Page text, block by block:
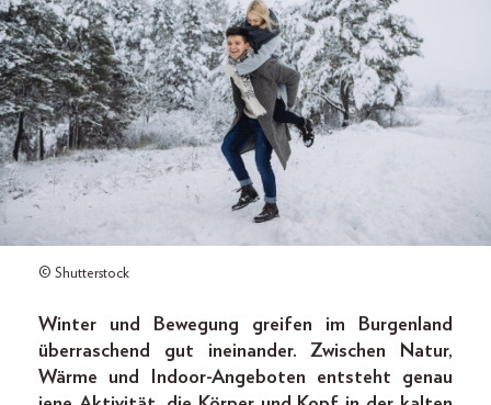
© Shutterstock
Winter und Bewegung greifen im Burgenland
überraschend gut ineinander. Zwischen Natur,
Wärme und Indoor-Angeboten entsteht genau